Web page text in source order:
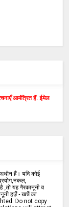
आमंत्रित हैं. ईमेल
हैं। यदि कोई
,तो यह गैरकानूनी व
हर्ज़े - खर्चे का
Do not copy